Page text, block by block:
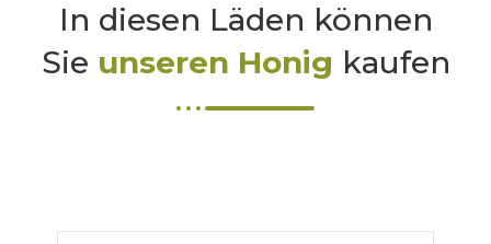
In diesen Läden können
Sie unseren Honig kaufen